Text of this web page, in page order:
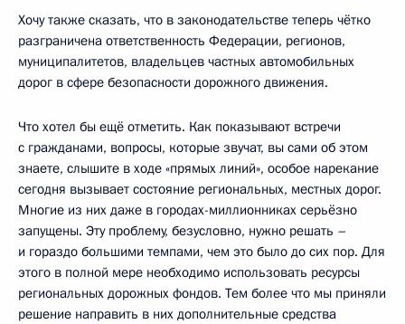
Хочу также сказать, что в законодательстве теперь чётко
разграничена ответственность Федерации, регионов,
муниципалитетов, владельцев частных автомобильных
дорог в сфере безопасности дорожного движения.
Что хотел бы ещё отметить. Как показывают встречи
с гражданами, вопросы, которые звучат, вы сами об этом
знаете, слышите в ходе «прямых линий», особое нарекание
сегодня вызывает состояние региональных, местных дорог.
Многие из них даже в городах-миллионниках серьёзно
запущены. Эту проблему, безусловно, нужно решать –
и гораздо большими темпами, чем это было до сих пор. Для
этого в полной мере необходимо использовать ресурсы
региональных дорожных фондов. Тем более что мы приняли
решение направить в них дополнительные средства